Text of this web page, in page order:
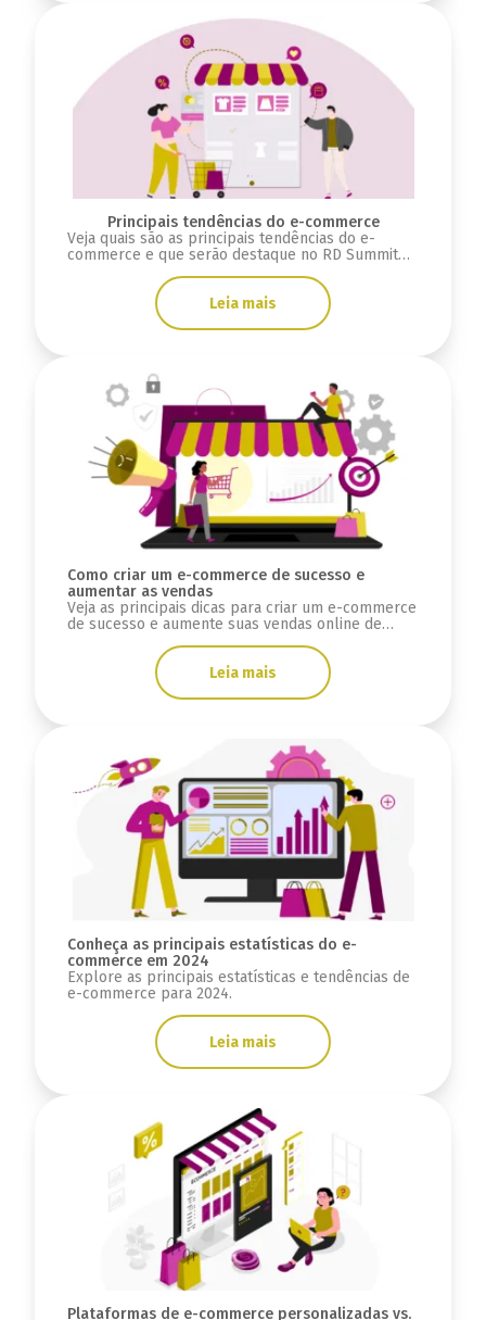
Principais tendências do e-commerce
Veja quais são as principais tendências do e-
commerce e que serão destaque no RD Summit
Leia mais
Como criar um e-commerce de sucesso e
aumentar as vendas
Veja as principais dicas para criar um e-commerce
de sucesso e aumente suas vendas online de
Leia mais
Conheça as principais estatísticas do e-
commerce em 2024
Explore as principais estatísticas e tendências de
e-commerce para 2024.
Leia mais
Plataformas de e-commerce personalizadas vs.